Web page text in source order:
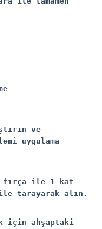
ve
uygulama
fırça ile 1 kat
tarayarak alın.
için ahşaptaki